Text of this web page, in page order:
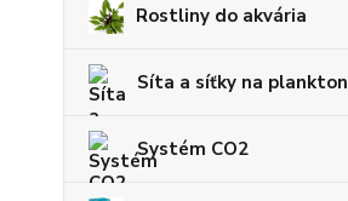
Rostliny do akvária
Síta a síťky na plankton
Systém CO2